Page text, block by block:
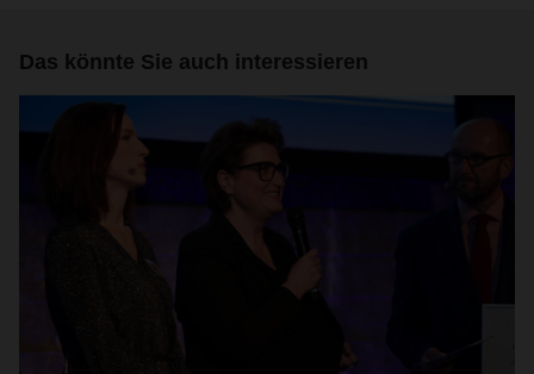
Das könnte Sie auch interessieren